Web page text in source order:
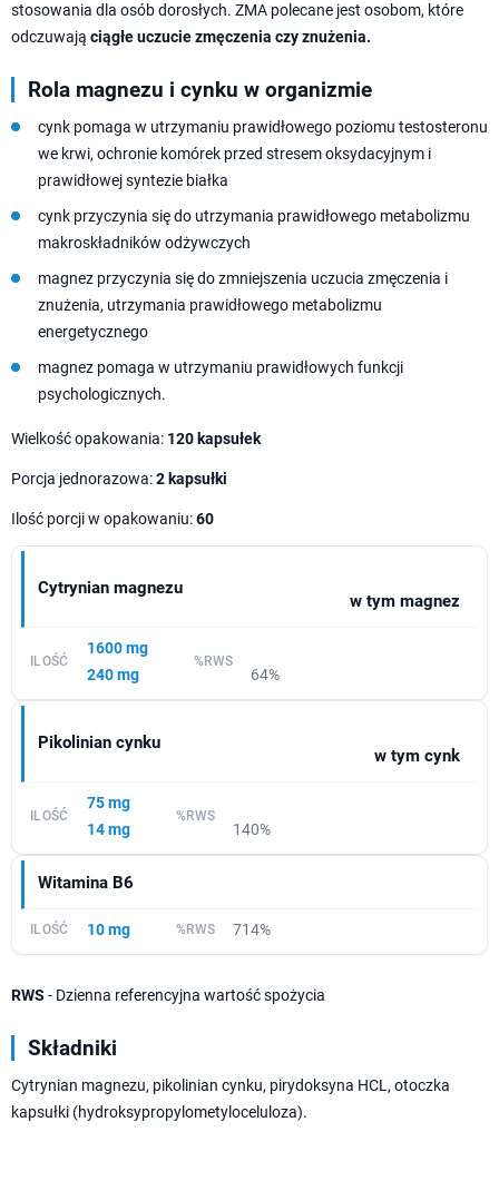
stosowania dla osób dorosłych. ZMA polecane jest osobom, które
odczuwają ciągłe uczucie zmęczenia czy znużenia.
Rola magnezu i cynku w organizmie
cynk pomaga w utrzymaniu prawidłowego poziomu testosteronu
we krwi, ochronie komórek przed stresem oksydacyjnym i
prawidłowej syntezie białka
cynk przyczynia się do utrzymania prawidłowego metabolizmu
makroskładników odżywczych
magnez przyczynia się do zmniejszenia uczucia zmęczenia i
znużenia, utrzymania prawidłowego metabolizmu
energetycznego
magnez pomaga w utrzymaniu prawidłowych funkcji
psychologicznych.
Wielkość opakowania: 120 kapsułek
Porcja jednorazowa:2 kapsułki
Ilość porcji w opakowaniu:60
Cytrynian magnezu
w tym magnez
1600 mg
240 mg
64%
Pikolinian cynku
w tym cynk
75 mg
14 mg
140%
Witamina B6
10 mg 714%
RWS - Dzienna referencyjna wartość spożycia
Składniki
Cytrynian magnezu, pikolinian cynku, pirydoksyna HCL, otoczka
kapsułki (hydroksypropylometyloceluloza).